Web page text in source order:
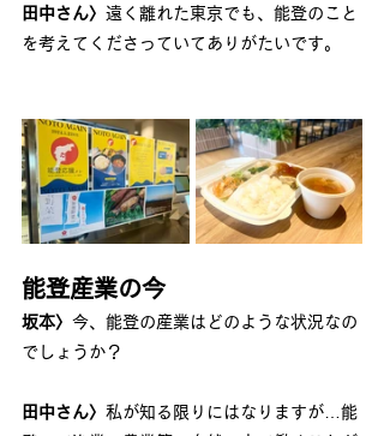
田中さん〉 遠く離れた東京でも、能登のこと
を考えてくださっていてありがたいです。
能登産業の今
坂本〉 今、能登の産業はどのような状況なの
でしょうか？
田中さん〉 私が知る限りにはなりますが…能